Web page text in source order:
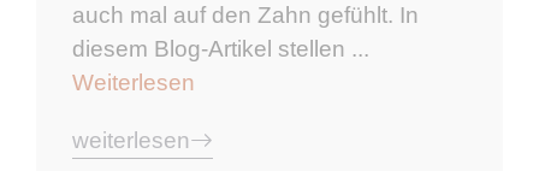
auch mal auf den Zahn gefühlt. In
diesem Blog-Artikel stellen ...
Weiterlesen
weiterlesen